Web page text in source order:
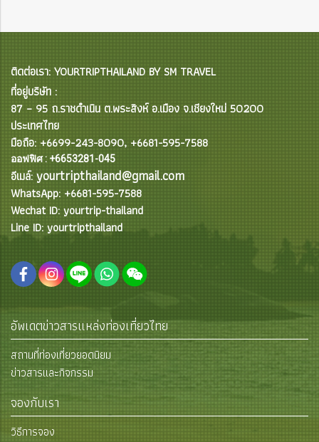
ติดต่อเรา: YOURTRIPTHAILAND BY SM TRAVEL
ที่อยู่บริษัท :
87 – 95 ถ.ราชดำเนิน ต.พระสิงห์ อ.เมือง จ.เชียงใหม่ 50200
ประเทศไทย
มือถือ: +6699-243-8090, +6681-595-7588
ออฟฟิศ : +6653281-045
อีเมล์: yourtripthailand@gmail.com
WhatsApp: +6681-595-7588
Wechat ID: yourtrip-thailand
Line ID: yourtripthailand
อัพเดตข่าวสารแหล่งท่องเที่ยวไทย
สถานที่ท่องเที่ยวยอดนิยม
ข่าวสารและกิจกรรม
จองกับเรา
วิธีการจอง